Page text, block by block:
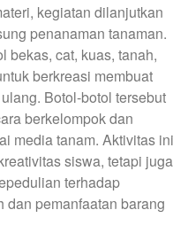
kegiatan dilanjutkan
penanaman tanaman.
bekas, cat, kuas, tanah,
berkreasi membuat
Botol-botol tersebut
berkelompok dan
media tanam. Aktivitas ini
siswa, tetapi juga
terhadap
dan pemanfaatan barang